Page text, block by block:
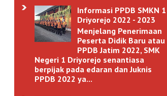
Informasi PPDB SMKN 1
Driyorejo 2022 - 2023
Menjelang Penerimaan
Peserta Didik Baru atau
PPDB Jatim 2022, SMK
Negeri 1 Driyorejo senantiasa
berpijak pada edaran dan Juknis
PPDB 2022 ya...